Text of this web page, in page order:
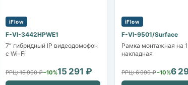
iFlow
F-VI-3442HPWE1
7“ гибридный IP видеодомофон
с Wi-Fi
РРЦ: 16 990 ₽−10%15 291 ₽
iFlow
F-VI-9501/Surface
Рамка монтажная на
накладная
РРЦ: 6 990 ₽−10%6